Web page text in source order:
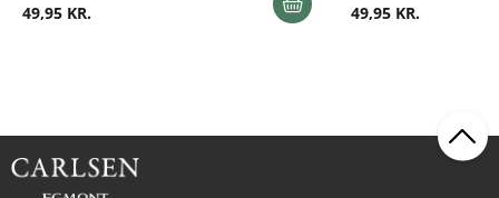
49,95 KR. 49,95 KR.